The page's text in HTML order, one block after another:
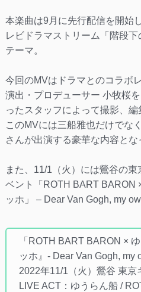
本楽曲は9月に先行配信を開始
レビドラマストリーム「階段
テーマ。
今回のMVはドラマとのコラボ
演出・プロデューサー 小牧桜
ったスタッフによって撮影、編
このMVには三船雅也だけでな
さんが出演する豪華な内容とな
また、11/1（火）には鶯谷の
ベント「ROTH BART BARON
ッホ」 – Dear Van Gogh, my
「ROTH BART BARON ×
ッホ』- Dear Van Gogh, my
2022年11/1（火）鶯谷 東京
LIVE ACT：ゆうらん船 /